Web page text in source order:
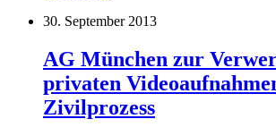
30. September 2013
AG München zur
privaten
Zivilprozess